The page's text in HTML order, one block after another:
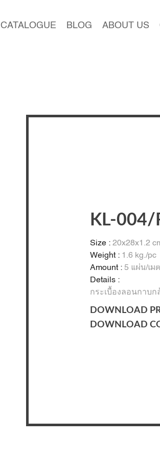
CATALOGUE BLOG ABOUT US
KL-004/
Size :20x28x1.2
Weight :1.6 kg./pc
Amount :5 แผ่น/เม
Details :
กระเบื้องลอนกาบก
DOWNLOAD
DOWNLOAD